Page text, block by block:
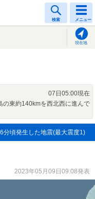
検索 メニュー
現在地
07日05:00現在
の東約140kmを西北西に進んで
分頃発生した地震(最大震度1)
2023年05月09日09:08発表